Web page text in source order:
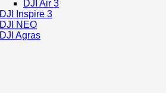
DJI Air 3
DJI Inspire 3
DJI NEO
DJI Agras